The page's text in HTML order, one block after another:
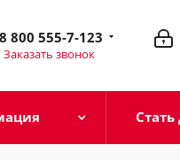
8 800 555-7-123
Заказать звонок